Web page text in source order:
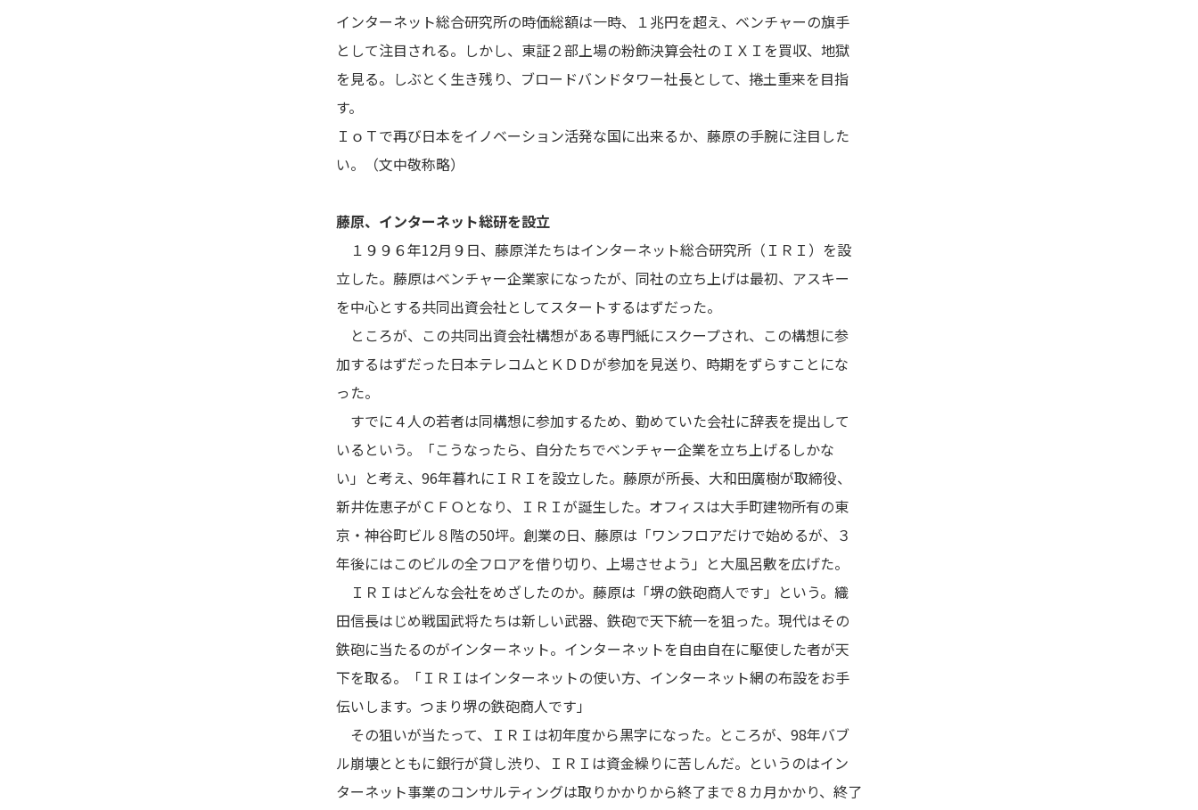
インターネット総合研究所の時価総額は一時、１兆円を超え、ベンチャーの旗手
として注目される。しかし、東証２部上場の粉飾決算会社のＩＸＩを買収、地獄
を見る。しぶとく生き残り、ブロードバンドタワー社長として、捲土重来を目指
す。
ＩｏＴで再び日本をイノベーション活発な国に出来るか、藤原の手腕に注目した
い。（文中敬称略）
藤原、インターネット総研を設立
１９９６年12月９日、藤原洋たちはインターネット総合研究所（ＩＲＩ）を設
立した。藤原はベンチャー企業家になったが、同社の立ち上げは最初、アスキー
を中心とする共同出資会社としてスタートするはずだった。
ところが、この共同出資会社構想がある専門紙にスクープされ、この構想に参
加するはずだった日本テレコムとＫＤＤが参加を見送り、時期をずらすことにな
った。
すでに４人の若者は同構想に参加するため、勤めていた会社に辞表を提出して
いるという。「こうなったら、自分たちでベンチャー企業を立ち上げるしかな
い」と考え、96年暮れにＩＲＩを設立した。藤原が所長、大和田廣樹が取締役、
新井佐恵子がＣＦＯとなり、ＩＲＩが誕生した。オフィスは大手町建物所有の東
京・神谷町ビル８階の50坪。創業の日、藤原は「ワンフロアだけで始めるが、３
年後にはこのビルの全フロアを借り切り、上場させよう」と大風呂敷を広げた。
ＩＲＩはどんな会社をめざしたのか。藤原は「堺の鉄砲商人です」という。織
田信長はじめ戦国武将たちは新しい武器、鉄砲で天下統一を狙った。現代はその
鉄砲に当たるのがインターネット。インターネットを自由自在に駆使した者が天
下を取る。「ＩＲＩはインターネットの使い方、インターネット網の布設をお手
伝いします。つまり堺の鉄砲商人です」
その狙いが当たって、ＩＲＩは初年度から黒字になった。ところが、98年バブ
ル崩壊とともに銀行が貸し渋り、ＩＲＩは資金繰りに苦しんだ。というのはイン
ターネット事業のコンサルティングは取りかかりから終了まで８カ月かかり、終了